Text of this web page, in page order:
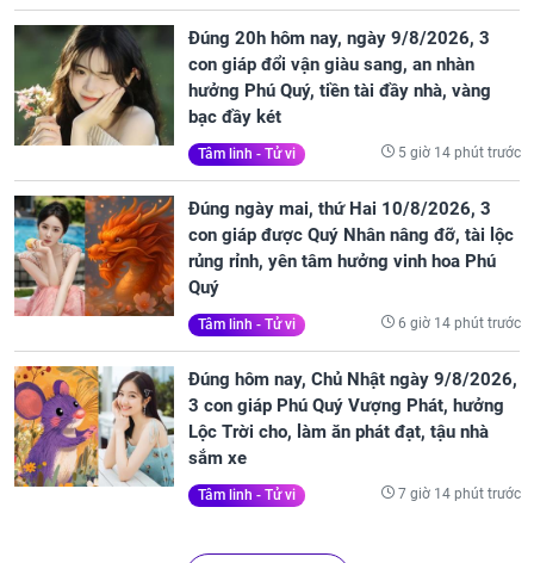
Đúng 20h hôm nay, ngày 9/8/2026, 3
con giáp đổi vận giàu sang, an nhàn
hưởng Phú Quý, tiền tài đầy nhà, vàng
bạc đầy két
Tâm linh - Tử vi 5 giờ 14 phút trước
Đúng ngày mai, thứ Hai 10/8/2026, 3
con giáp được Quý Nhân nâng đỡ, tài lộc
rủng rỉnh, yên tâm hưởng vinh hoa Phú
Quý
Tâm linh - Tử vi 6 giờ 14 phút trước
Đúng hôm nay, Chủ Nhật ngày 9/8/2026,
3 con giáp Phú Quý Vượng Phát, hưởng
Lộc Trời cho, làm ăn phát đạt, tậu nhà
sắm xe
Tâm linh - Tử vi 7 giờ 14 phút trước